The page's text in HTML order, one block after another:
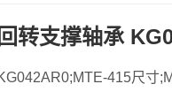
转支撑轴承
415尺寸